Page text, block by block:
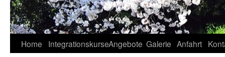
Home IntegrationskurseAngebote Galerie Anfahrt